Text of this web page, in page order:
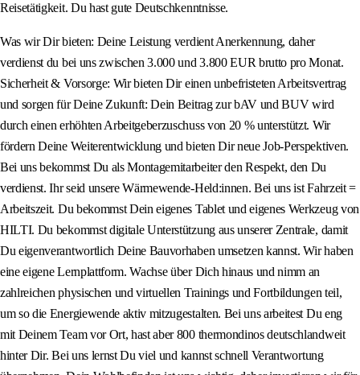
Reisetätigkeit. Du hast gute Deutschkenntnisse.
Was wir Dir bieten: Deine Leistung verdient Anerkennung, daher
verdienst du bei uns zwischen 3.000 und 3.800 EUR brutto pro Monat.
Sicherheit & Vorsorge: Wir bieten Dir einen unbefristeten Arbeitsvertrag
und sorgen für Deine Zukunft: Dein Beitrag zur bAV und BUV wird
durch einen erhöhten Arbeitgeberzuschuss von 20 % unterstützt. Wir
fördern Deine Weiterentwicklung und bieten Dir neue Job-Perspektiven.
Bei uns bekommst Du als Montagemitarbeiter den Respekt, den Du
verdienst. Ihr seid unsere Wärmewende-Held:innen. Bei uns ist Fahrzeit =
Arbeitszeit. Du bekommst Dein eigenes Tablet und eigenes Werkzeug von
HILTI. Du bekommst digitale Unterstützung aus unserer Zentrale, damit
Du eigenverantwortlich Deine Bauvorhaben umsetzen kannst. Wir haben
eine eigene Lernplattform. Wachse über Dich hinaus und nimm an
zahlreichen physischen und virtuellen Trainings und Fortbildungen teil,
um so die Energiewende aktiv mitzugestalten. Bei uns arbeitest Du eng
mit Deinem Team vor Ort, hast aber 800 thermondinos deutschlandweit
hinter Dir. Bei uns lernst Du viel und kannst schnell Verantwortung